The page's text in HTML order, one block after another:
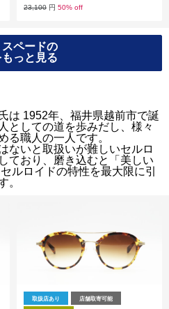
23,100 円 50% off
ペードの
っと見る
は 1952年、福井県越前市で誕
としての道を歩みだし、様々
る職人の一人です。
ないと取扱いが難しいセルロ
ており、磨き込むと「美しい
ルロイドの特性を最大限に引
。
取扱店あり 店舗取寄可能